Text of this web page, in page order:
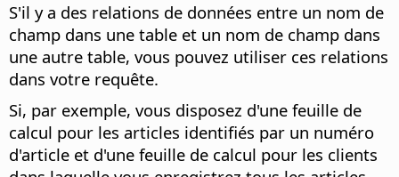
S'il y a des relations de données entre un nom de
champ dans une table et un nom de champ dans
une autre table, vous pouvez utiliser ces relations
dans votre requête.
Si, par exemple, vous disposez d'une feuille de
calcul pour les articles identifiés par un numéro
d'article et d'une feuille de calcul pour les clients